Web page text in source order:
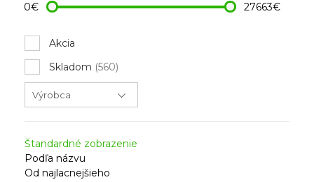
0€ 27663€
Akcia
Skladom (560)
Štandardné zobrazenie
Podľa názvu
Od najlacnejšieho